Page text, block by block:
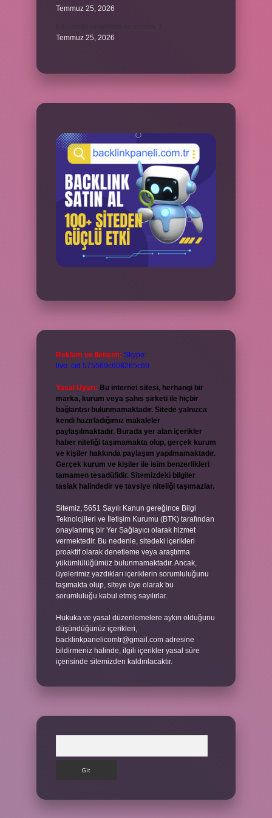
Temmuz 25, 2026
Temmuz 25, 2026
Reklam ve İletişim: Skype:
live:.cid.575569c608265c69
Yasal Uyarı: Bu internet sitesi, herhangi bir
marka, kurum veya şahıs şirketi ile hiçbir
bağlantısı bulunmamaktadır. Sitede yalnızca
kendi hazırladığımız makaleler
paylaşılmaktadır. Burada yer alan içerikler
haber niteliği taşımamakta olup, gerçek kurum
ve kişiler hakkında paylaşım yapılmamaktadır.
Gerçek kurum ve kişiler ile isim benzerlikleri
tamamen tesadüfidir. Sitemizdeki bilgiler
taslak halindedir ve tavsiye niteliği taşımazlar.
Sitemiz, 5651 Sayılı Kanun gereğince Bilgi
Teknolojileri ve İletişim Kurumu (BTK) tarafından
onaylanmış bir Yer Sağlayıcı olarak hizmet
vermektedir. Bu nedenle, sitedeki içerikleri
proaktif olarak denetleme veya araştırma
yükümlülüğümüz bulunmamaktadır. Ancak,
üyelerimiz yazdıkları içeriklerin sorumluluğunu
taşımakta olup, siteye üye olarak bu
sorumluluğu kabul etmiş sayılırlar.
Hukuka ve yasal düzenlemelere aykırı olduğunu
düşündüğünüz içerikleri,
backlinkpanelicomtr@gmail.com adresine
bildirmeniz halinde, ilgili içerikler yasal süre
içerisinde sitemizden kaldırılacaktır.